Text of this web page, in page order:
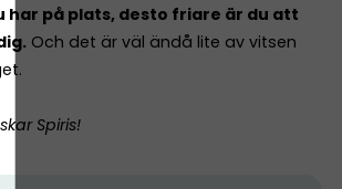
på plats, desto friare är du att
Och det är väl ändå lite av vitsen
Spiris!